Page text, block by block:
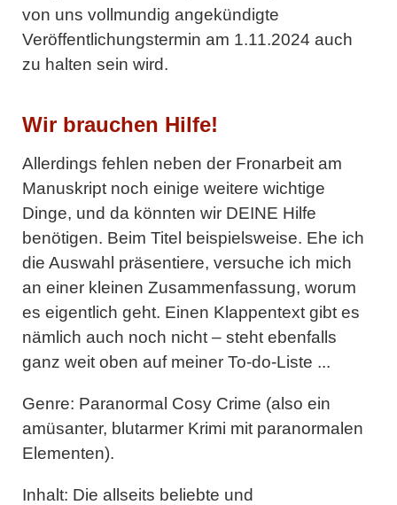
von uns vollmundig angekündigte
Veröffentlichungstermin am 1.11.2024 auch
zu halten sein wird.
Wir brauchen Hilfe!
Allerdings fehlen neben der Fronarbeit am
Manuskript noch einige weitere wichtige
Dinge, und da könnten wir DEINE Hilfe
benötigen. Beim Titel beispielsweise. Ehe ich
die Auswahl präsentiere, versuche ich mich
an einer kleinen Zusammenfassung, worum
es eigentlich geht. Einen Klappentext gibt es
nämlich auch noch nicht – steht ebenfalls
ganz weit oben auf meiner To-do-Liste ...
Genre: Paranormal Cosy Crime (also ein
amüsanter, blutarmer Krimi mit paranormalen
Elementen).
Inhalt: Die allseits beliebte und